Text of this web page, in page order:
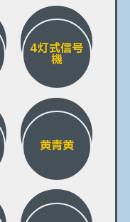
4灯式信号
機
黄青黄